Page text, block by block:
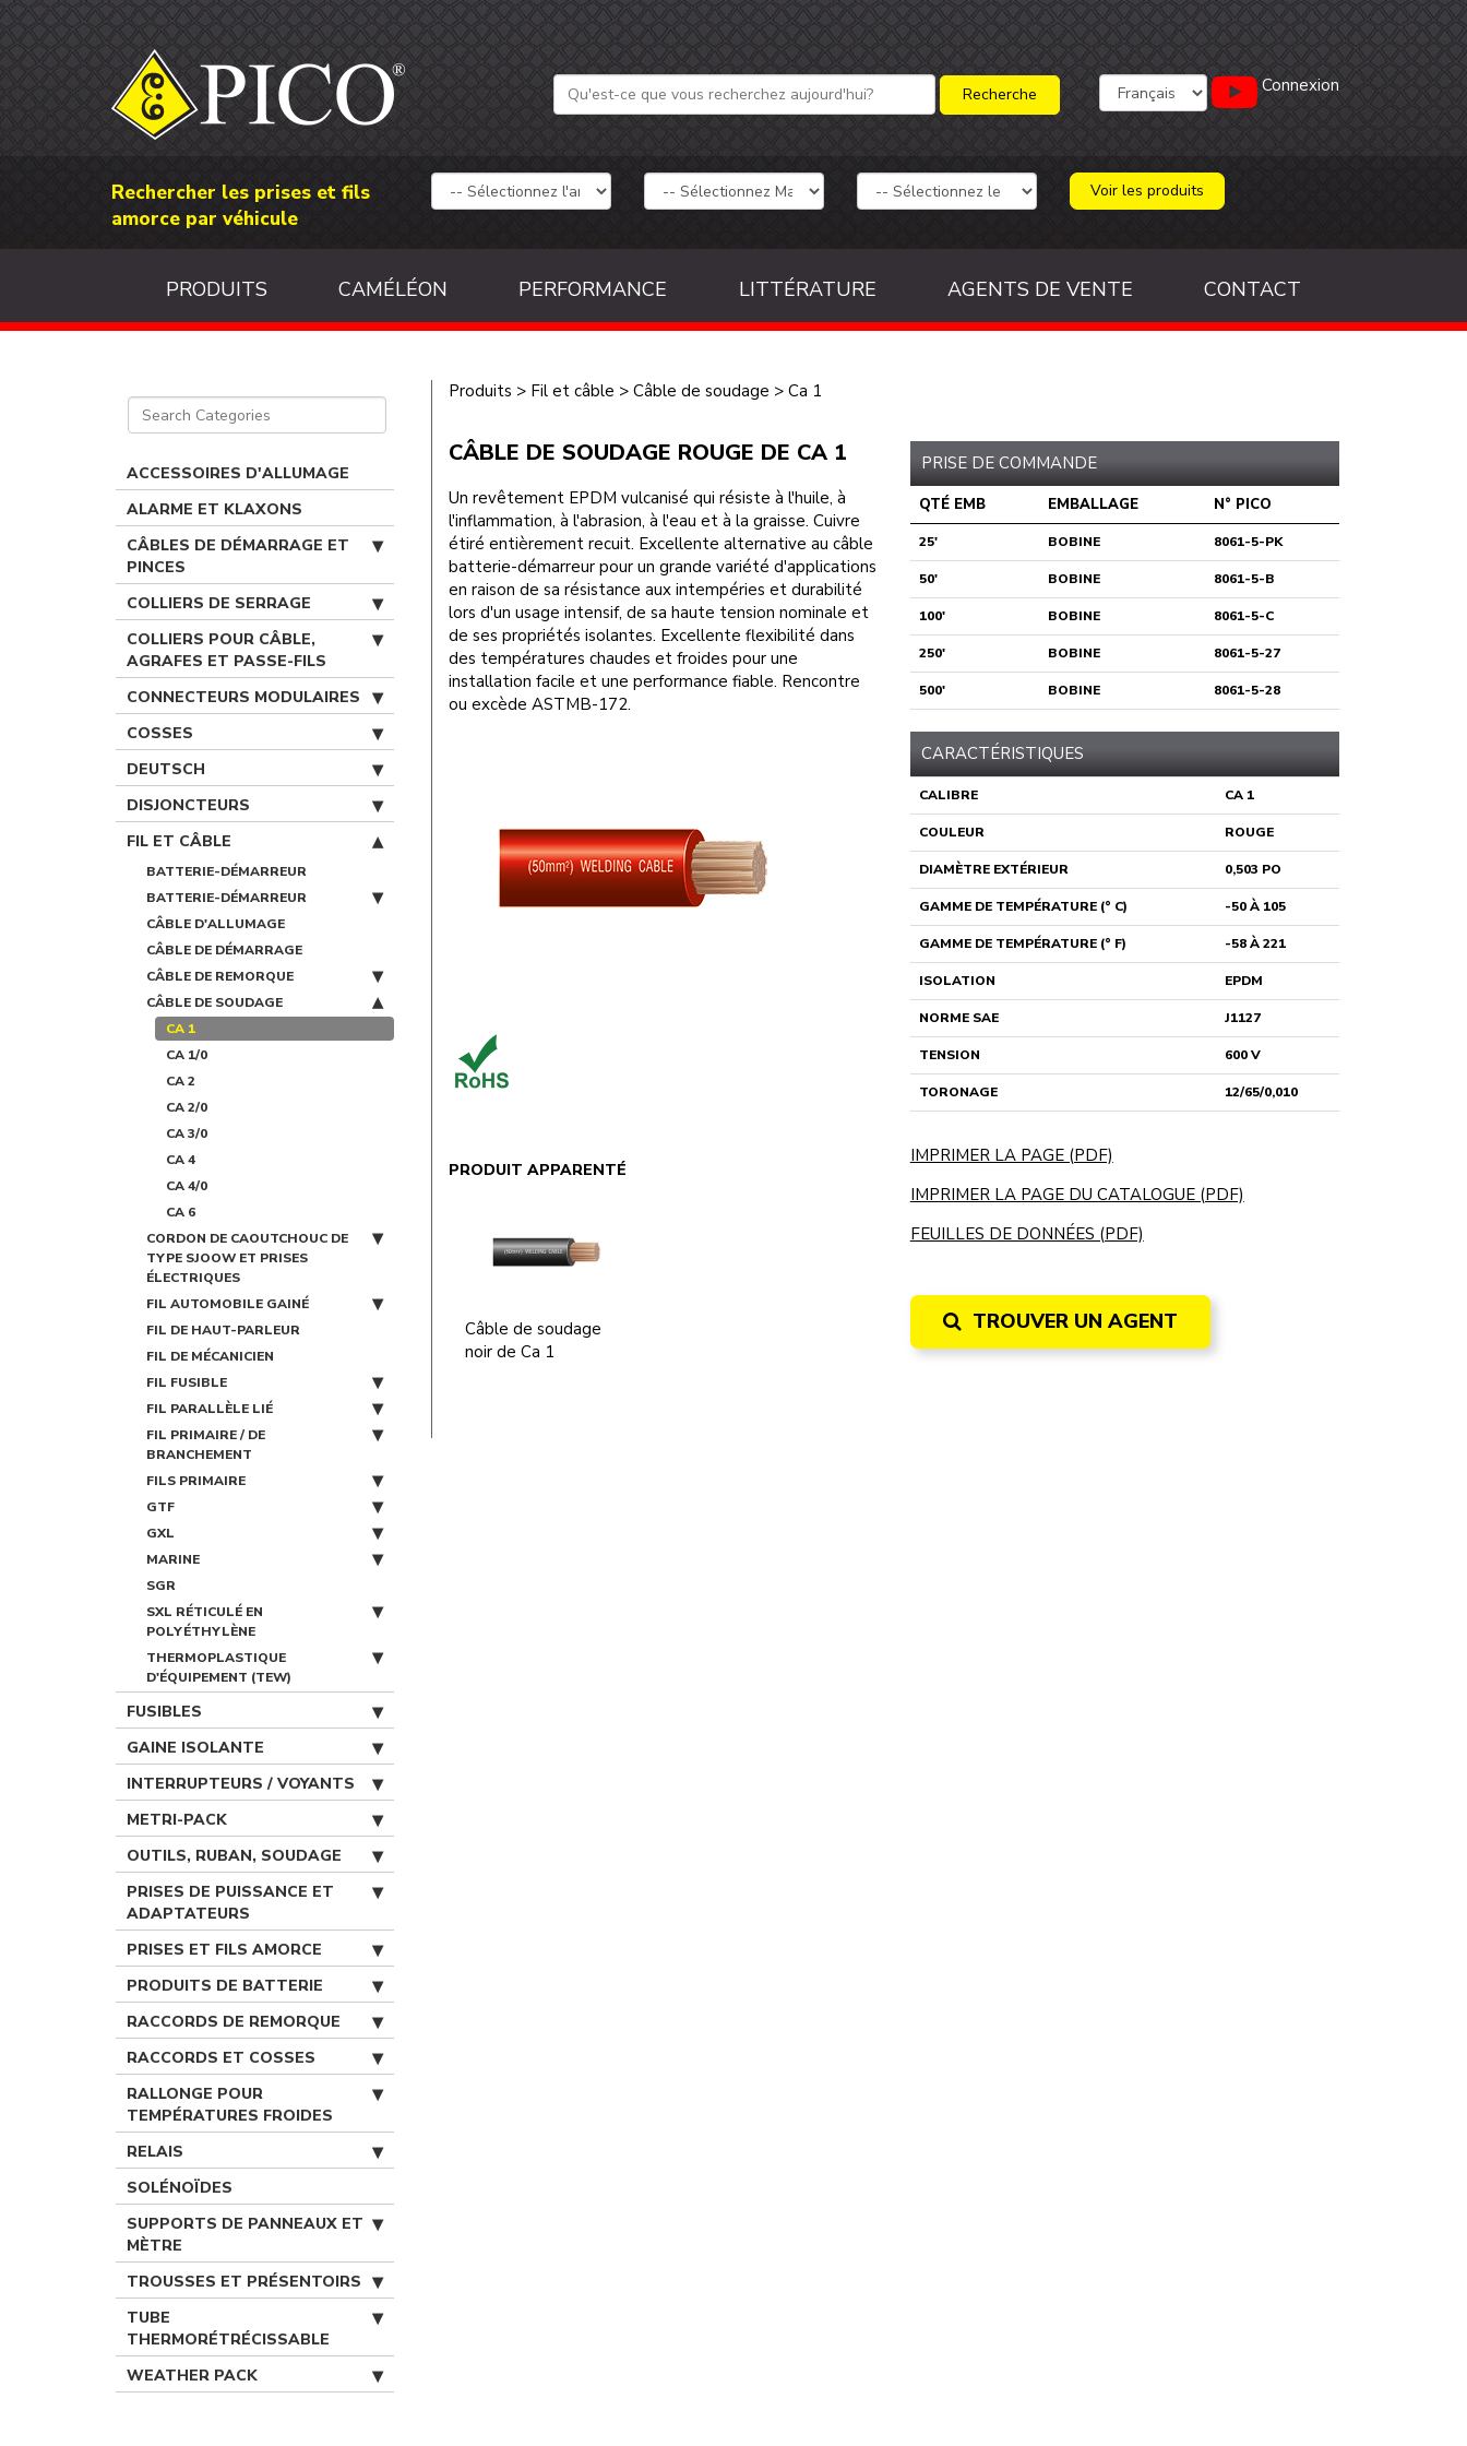
Connexion
Rechercher les prises et fils
amorce par véhicule
Voir les produits
PRODUITS CAMÉLÉON PERFORMANCE LITTÉRATURE AGENTS DE VENTE CONTACT
ACCESSOIRES D'ALLUMAGE
ALARME ET KLAXONS
CÂBLES DE DÉMARRAGE ET
PINCES
COLLIERS DE SERRAGE
COLLIERS POUR CÂBLE,
AGRAFES ET PASSE-FILS
CONNECTEURS MODULAIRES
COSSES
DEUTSCH
DISJONCTEURS
FIL ET CÂBLE
BATTERIE-DÉMARREUR
BATTERIE-DÉMARREUR
CÂBLE D'ALLUMAGE
CÂBLE DE DÉMARRAGE
CÂBLE DE REMORQUE
CÂBLE DE SOUDAGE
CA 1
CA 1/0
CA 2
CA 2/0
CA 3/0
CA 4
CA 4/0
CA 6
CORDON DE CAOUTCHOUC DE
TYPE SJOOW ET PRISES
ÉLECTRIQUES
FIL AUTOMOBILE GAINÉ
FIL DE HAUT-PARLEUR
FIL DE MÉCANICIEN
FIL FUSIBLE
FIL PARALLÈLE LIÉ
FIL PRIMAIRE / DE
BRANCHEMENT
FILS PRIMAIRE
GTF
GXL
MARINE
SGR
SXL RÉTICULÉ EN
POLYÉTHYLÈNE
THERMOPLASTIQUE
D'ÉQUIPEMENT (TEW)
FUSIBLES
GAINE ISOLANTE
INTERRUPTEURS / VOYANTS
METRI-PACK
OUTILS, RUBAN, SOUDAGE
PRISES DE PUISSANCE ET
ADAPTATEURS
PRISES ET FILS AMORCE
PRODUITS DE BATTERIE
RACCORDS DE REMORQUE
RACCORDS ET COSSES
RALLONGE POUR
TEMPÉRATURES FROIDES
RELAIS
SOLÉNOÏDES
SUPPORTS DE PANNEAUX ET
MÈTRE
TROUSSES ET PRÉSENTOIRS
TUBE
THERMORÉTRÉCISSABLE
WEATHER PACK
Produits > Fil et câble > Câble de soudage > Ca 1
CÂBLE DE SOUDAGE ROUGE DE CA 1
Un revêtement EPDM vulcanisé qui résiste à l'huile, à
l'inflammation, à l'abrasion, à l'eau et à la graisse. Cuivre
étiré entièrement recuit. Excellente alternative au câble
batterie-démarreur pour un grande variété d'applications
en raison de sa résistance aux intempéries et durabilité
lors d'un usage intensif, de sa haute tension nominale et
de ses propriétés isolantes. Excellente flexibilité dans
des températures chaudes et froides pour une
installation facile et une performance fiable. Rencontre
ou excède ASTMB-172.
PRODUIT APPARENTÉ
Câble de soudage
noir de Ca 1
PRISE DE COMMANDE
QTÉ EMB EMBALLAGE N° PICO
25' BOBINE 8061-5-PK
50' BOBINE 8061-5-B
100' BOBINE 8061-5-C
250' BOBINE 8061-5-27
500' BOBINE 8061-5-28
CARACTÉRISTIQUES
CALIBRE CA 1
COULEUR ROUGE
DIAMÈTRE EXTÉRIEUR 0,503 PO
GAMME DE TEMPÉRATURE (° C) -50 À 105
GAMME DE TEMPÉRATURE (° F) -58 À 221
ISOLATION EPDM
NORME SAE J1127
TENSION 600 V
TORONAGE 12/65/0,010
IMPRIMER LA PAGE (PDF)
IMPRIMER LA PAGE DU CATALOGUE (PDF)
FEUILLES DE DONNÉES (PDF)
TROUVER UN AGENT